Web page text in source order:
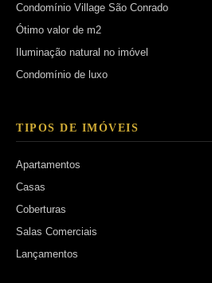
Condomínio Village São Conrado
Ótimo valor de m2
Iluminação natural no imóvel
Condomínio de luxo
TIPOS DE IMÓVEIS
Apartamentos
Casas
Coberturas
Salas Comerciais
Lançamentos